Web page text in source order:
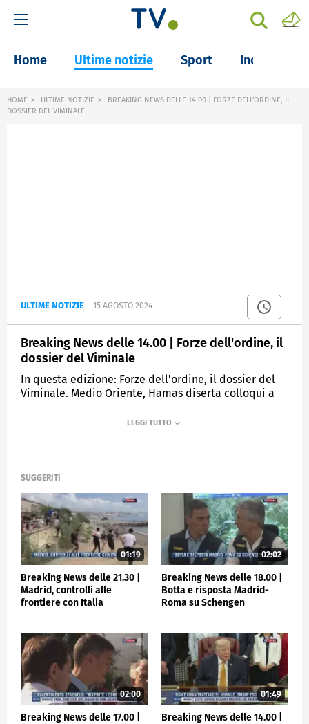
Home Ultime notizie Sport Inchieste
HOME ULTIME NOTIZIE
BREAKING NEWS DELLE 14.00 | FORZE DELL'ORDINE, IL
DOSSIER DEL VIMINALE
ULTIME NOTIZIE 15 AGOSTO 2024
Breaking News delle 14.00 | Forze dell'ordine, il
dossier del Viminale
In questa edizione: Forze dell'ordine, il dossier del
Viminale. Medio Oriente, Hamas diserta colloqui a
L'appello alla pace del Papa: cessate il fuoco. L'Etna
MEDIASET
SUGGERITI
01:19
Breaking News delle 21.30 |
Madrid, controlli alle
frontiere con Italia
02:02
Breaking News delle 18.00 |
Botta e risposta Madrid-
Roma su Schengen
02:00
Breaking News delle 17.00 |
01:49
Breaking News delle 14.00 |